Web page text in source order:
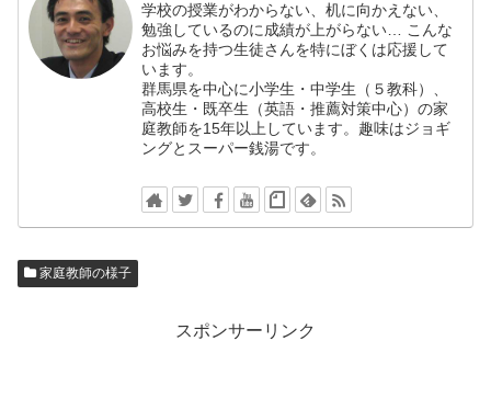
学校の授業がわからない、机に向かえない、
勉強しているのに成績が上がらない… こんな
お悩みを持つ生徒さんを特にぼくは応援して
います。
群馬県を中心に小学生・中学生（５教科）、
高校生・既卒生（英語・推薦対策中心）の家
庭教師を15年以上しています。趣味はジョギ
ングとスーパー銭湯です。
家庭教師の様子
スポンサーリンク